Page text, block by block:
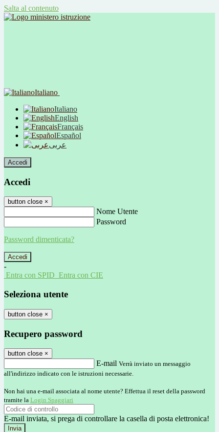
Salta al contenuto
Italiano
Italiano
English
Français
Español
عربى
Accedi
Accedi
button close ×
Nome Utente
Password
Password dimenticata?
-
Entra con SPID Entra con CIE
Seleziona utente
button close ×
Recupero password
button close ×
E-mail Verrà inviato un messaggio
all'indirizzo indicato con le istruzioni necessarie.
Non hai una e-mail associata al nome utente? Effettua il reset della password
tramite la Login Spaggiari
E-mail inviata, si prega di controllare la casella di posta elettronica!